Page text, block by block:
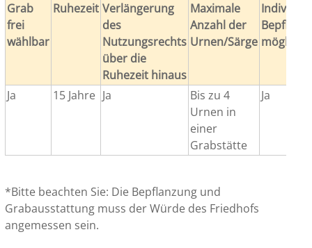
Grab
frei
wählbar
Ruhezeit Verlängerung
des
Nutzungsrechts
über die
Ruhezeit hinaus
Maximale
Anzahl der
Urnen/Särge möglich*
Ja 15 Jahre Ja
Bis zu 4
Urnen in
einer
Grabstätte
Ja
*Bitte beachten Sie: Die Bepflanzung und
Grabausstattung muss der Würde des Friedhofs
angemessen sein.